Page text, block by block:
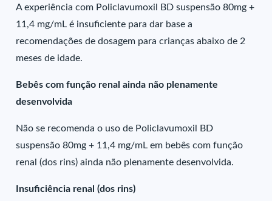
A experiência com Policlavumoxil BD suspensão 80mg +
11,4 mg/mL é insuficiente para dar base a
recomendações de dosagem para crianças abaixo de 2
meses de idade.
Bebês com função renal ainda não plenamente
desenvolvida
Não se recomenda o uso de Policlavumoxil BD
suspensão 80mg + 11,4 mg/mL em bebês com função
renal (dos rins) ainda não plenamente desenvolvida.
Insuficiência renal (dos rins)